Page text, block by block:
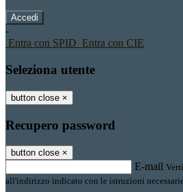
-
Entra con SPID Entra con CIE
Seleziona utente
button close ×
Recupero password
button close ×
E-mail
all'indirizzo indicato con le istruzioni